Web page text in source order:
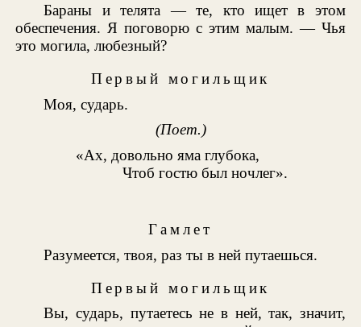
Бараны и телята — те, кто ищет в этом
обеспечения. Я поговорю с этим малым. — Чья
это могила, любезный?
Первый могильщик
Моя, сударь.
(Поет.)
«Ах, довольно яма глубока,
Чтоб гостю был ночлег».
Гамлет
Разумеется, твоя, раз ты в ней путаешься.
Первый могильщик
Вы, сударь, путаетесь не в ней, так, значит,